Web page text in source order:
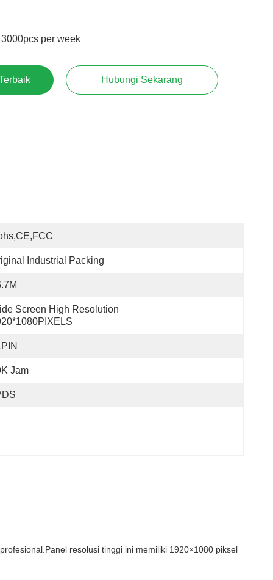
3000pcs per week
Hubungi Sekarang
Industrial Packing
Screen High Resolution
Jam
resolusi tinggi ini memiliki 1920×1080 piksel